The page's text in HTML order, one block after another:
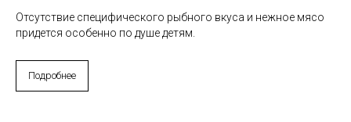
Отсутствие специфического рыбного вкуса и нежное мясо
придется особенно по душе детям.
Подробнее